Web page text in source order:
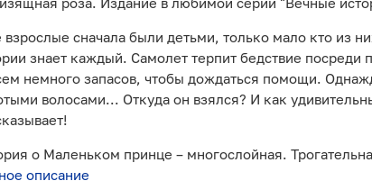
взрослые сначала были детьми, только мало кто из
знает каждый. Самолет терпит бедствие посреди
немного запасов, чтобы дождаться помощи.
волосами... Откуда он взялся? И как
о Маленьком принце – многослойная.
описание